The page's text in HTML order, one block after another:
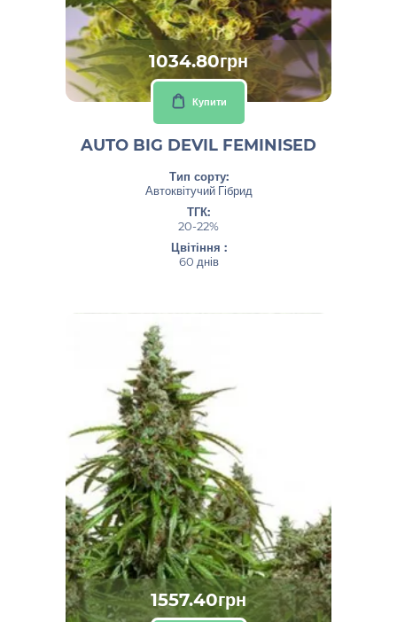
1034.80грн
Купити
AUTO BIG DEVIL FEMINISED
Тип сорту:
Автоквітучий Гібрид
ТГК:
20-22%
Цвітіння :
60 днів
1557.40грн